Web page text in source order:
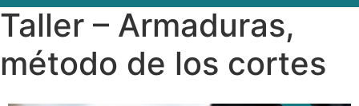
Taller – Armaduras,
método de los cortes